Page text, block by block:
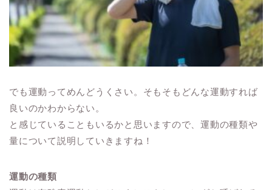
でも運動ってめんどうくさい。そもそもどんな運動すれば
良いのかわからない。
と感じていることもいるかと思いますので、運動の種類や
量について説明していきますね！
運動の種類